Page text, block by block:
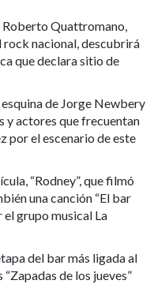
Quattromano,
nacional, descubrirá
que declara sitio de
de Jorge Newbery
y actores que frecuentan
por el escenario de este
“Rodney”, que filmó
una canción “El bar
el grupo musical La
del bar más ligada al
de los jueves”